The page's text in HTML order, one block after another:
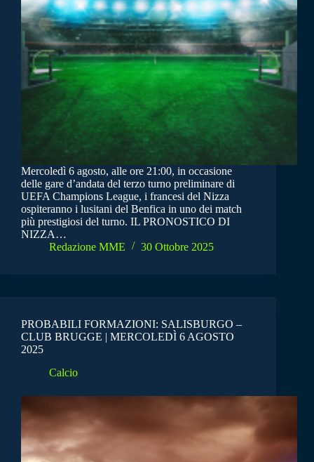
Mercoledì 6 agosto, alle ore 21:00, in occasione
delle gare d’andata del terzo turno preliminare di
UEFA Champions League, i francesi del Nizza
ospiteranno i lusitani del Benfica in uno dei match
più prestigiosi del turno. IL PRONOSTICO DI
NIZZA…
Redazione MME
30 Ottobre 2025
PROBABILI FORMAZIONI: SALISBURGO –
CLUB BRUGGE | MERCOLEDÌ 6 AGOSTO
2025
Calcio